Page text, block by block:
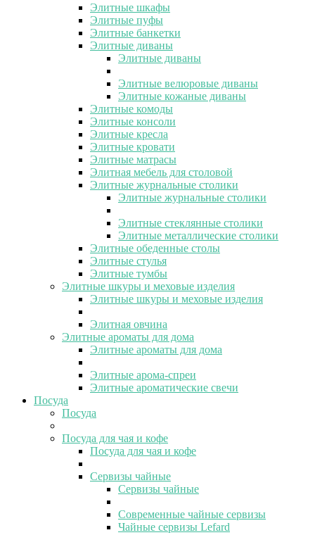
Элитные шкафы
Элитные пуфы
Элитные банкетки
Элитные диваны
Элитные диваны
Элитные велюровые диваны
Элитные кожаные диваны
Элитные комоды
Элитные консоли
Элитные кресла
Элитные кровати
Элитные матрасы
Элитная мебель для столовой
Элитные журнальные столики
Элитные журнальные столики
Элитные стеклянные столики
Элитные металлические столики
Элитные обеденные столы
Элитные стулья
Элитные тумбы
Элитные шкуры и меховые изделия
Элитные шкуры и меховые изделия
Элитная овчина
Элитные ароматы для дома
Элитные ароматы для дома
Элитные арома-спреи
Элитные ароматические свечи
Посуда
Посуда
Посуда для чая и кофе
Посуда для чая и кофе
Сервизы чайные
Сервизы чайные
Современные чайные сервизы
Чайные сервизы Lefard